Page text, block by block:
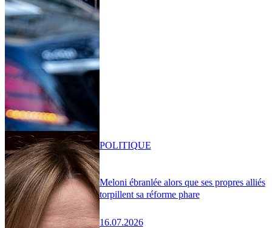
Meloni ébranlée alors que ses propres alliés
torpillent sa réforme phare
16.07.2026
POLITIQUE